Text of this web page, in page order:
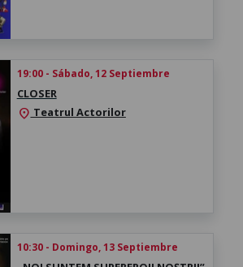
19:00 - Sábado, 12 Septiembre
CLOSER
location_on Teatrul Actorilor
10:30 - Domingo, 13 Septiembre